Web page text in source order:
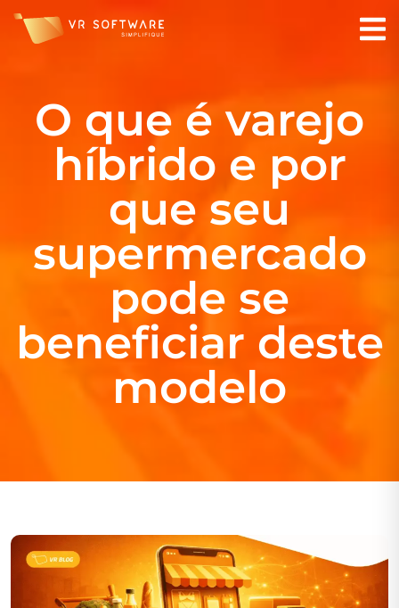
O que é varejo
híbrido e por
que seu
supermercado
pode se
beneficiar deste
modelo